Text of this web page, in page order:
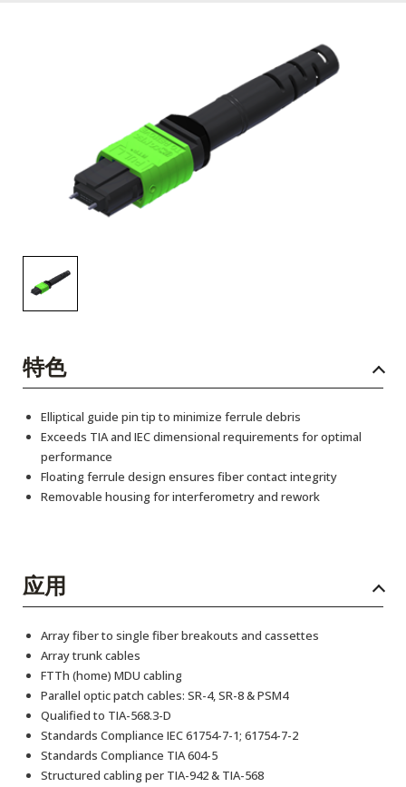
订阅
特色
Elliptical guide pin tip to minimize ferrule debris
Exceeds TIA and IEC dimensional requirements for optimal
performance
Floating ferrule design ensures fiber contact integrity
Removable housing for interferometry and rework
应用
Array fiber to single fiber breakouts and cassettes
Array trunk cables
FTTh (home) MDU cabling
Parallel optic patch cables: SR-4, SR-8 & PSM4
Qualified to TIA-568.3-D
Standards Compliance IEC 61754-7-1; 61754-7-2
Standards Compliance TIA 604-5
Structured cabling per TIA-942 & TIA-568